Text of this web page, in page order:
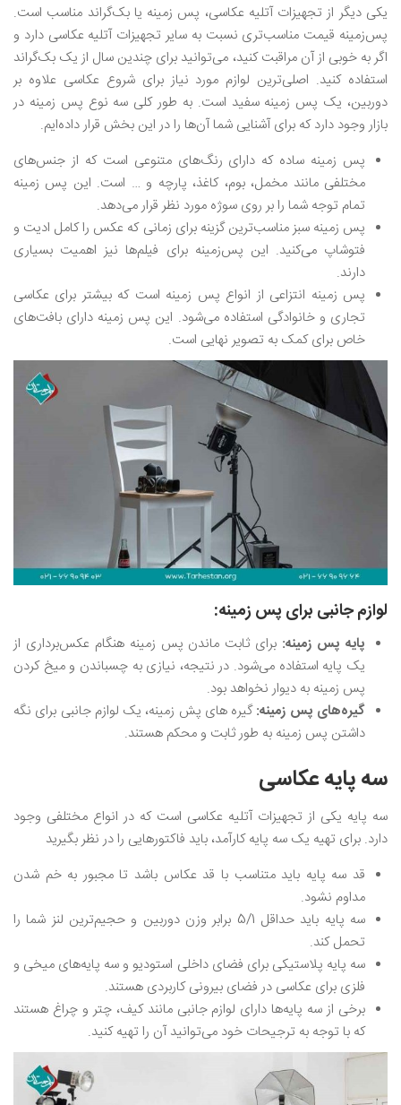
یکی دیگر از تجهیزات آتلیه عکاسی، پس زمینه یا بک‌گراند مناسب است.
پس‌زمینه قیمت مناسب‌تری نسبت به سایر تجهیزات آتلیه عکاسی دارد و
اگر به خوبی از آن مراقبت کنید، می‌توانید برای چندین سال از یک بک‌گراند
استفاده کنید. اصلی‌ترین لوازم مورد نیاز برای شروع عکاسی علاوه بر
دوربین، یک پس زمینه سفید است. به طور کلی سه نوع پس زمینه در
بازار وجود دارد که برای آشنایی شما آن‌ها را در این بخش قرار داده‌ایم.
پس زمینه ساده که دارای رنگ‌های متنوعی است که از جنس‌های
مختلفی مانند مخمل، بوم، کاغذ، پارچه و … است. این پس زمینه
تمام توجه شما را بر روی سوژه مورد نظر قرار می‌دهد.
پس زمینه‌ سبز مناسب‌ترین گزینه برای زمانی که عکس را کامل ادیت و
فتوشاپ می‌کنید. این پس‌زمینه برای فیلم‌ها نیز اهمیت بسیاری
دارند.
پس زمینه انتزاعی از انواع پس زمینه است که بیشتر برای عکاسی
تجاری و خانوادگی استفاده می‌شود. این پس زمینه دارای بافت‌های
خاص برای کمک به تصویر نهایی است.
لوازم جانبی برای پس زمینه:
پایه پس زمینه: برای ثابت ماندن پس زمینه هنگام عکس‌برداری از
یک پایه استفاده می‌شود. در نتیجه، نیازی به چسباندن و میخ کردن
پس زمینه به دیوار نخواهد بود.
گیره‌های پس زمینه:گیره های پش زمینه، یک لوازم جانبی برای نگه
داشتن پس زمینه به طور ثابت و محکم هستند.
سه پایه عکاسی
سه پایه یکی از تجهیزات آتلیه عکاسی است که در انواع مختلفی وجود
دارد‌. برای تهیه یک سه پایه کارآمد، باید فاکتورهایی را در نظر بگیرید‌
قد سه پایه باید متناسب با قد عکاس باشد تا مجبور به خم شدن
مداوم نشود.
سه پایه باید حداقل 5/1 برابر وزن دوربین و حجیم‌ترین لنز شما را
تحمل کند‌.
سه پایه پلاستیکی برای فضای داخلی استودیو و سه پایه‌های میخی و
فلزی برای عکاسی در فضای بیرونی کاربردی هستند.
برخی از سه پایه‌ها دارای لوازم جانبی مانند کیف، چتر و چراغ هستند
که با توجه به ترجیحات خود می‌توانید آن را تهیه کنید.